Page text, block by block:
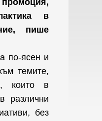
в
пише
по-ясен и
темите,
които в
различни
без